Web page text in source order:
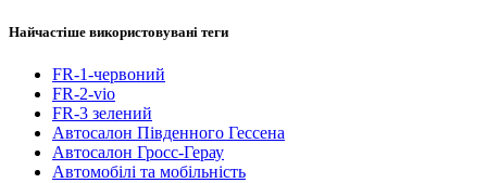
Найчастіше використовувані теги
FR-1-червоний
FR-2-vio
FR-3 зелений
Автосалон Південного Гессена
Автосалон Гросс-Герау
Автомобілі та мобільність